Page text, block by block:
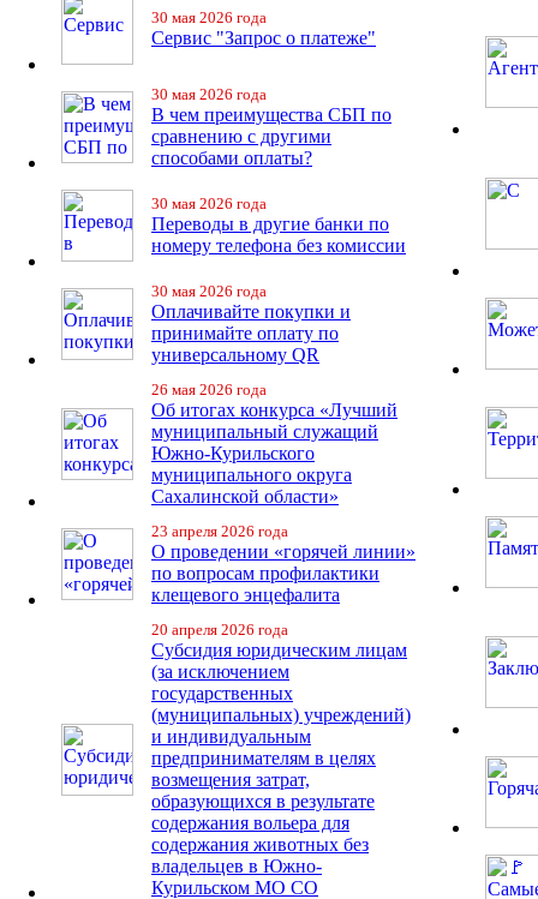
30 мая 2026 года
Сервис "Запрос о платеже"
30 мая 2026 года
В чем преимущества СБП по
сравнению с другими
способами оплаты?
30 мая 2026 года
Переводы в другие банки по
номеру телефона без комиссии
30 мая 2026 года
Оплачивайте покупки и
принимайте оплату по
универсальному QR
26 мая 2026 года
Об итогах конкурса «Лучший
муниципальный служащий
Южно-Курильского
муниципального округа
Сахалинской области»
23 апреля 2026 года
О проведении «горячей линии»
по вопросам профилактики
клещевого энцефалита
20 апреля 2026 года
Субсидия юридическим лицам
(за исключением
государственных
(муниципальных) учреждений)
и индивидуальным
предпринимателям в целях
возмещения затрат,
образующихся в результате
содержания вольера для
содержания животных без
владельцев в Южно-
Курильском МО СО